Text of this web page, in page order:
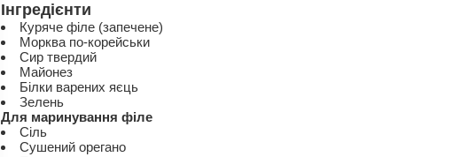
Інгредієнти
Куряче філе (запечене)
Морква по-корейськи
Сир твердий
Майонез
Білки варених яєць
Зелень
Для маринування філе
Сіль
Сушений орегано